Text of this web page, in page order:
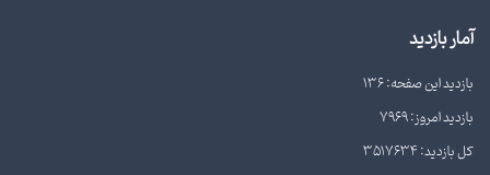
آمار بازدید
بازدید این صفحه: 136
بازدید امروز: 7969
کل بازدید: 3517634